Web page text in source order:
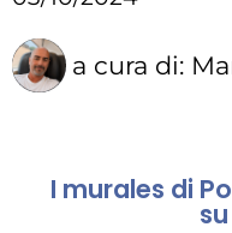
a cura di:
I murales di